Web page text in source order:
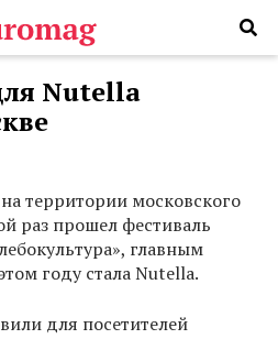
Nutella
территории московского
раз прошел фестиваль
главным
году стала Nutella.
для посетителей